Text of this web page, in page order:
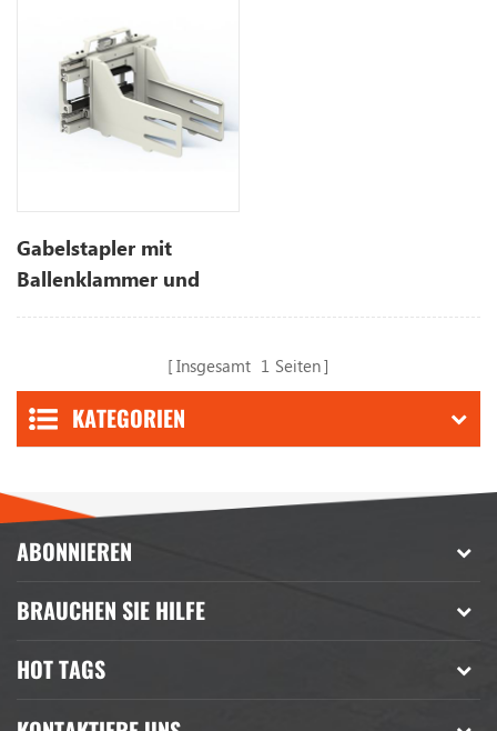
Gabelstapler mit
Ballenklammer und
Seitenführung
Insgesamt 1 Seiten
KATEGORIEN
ABONNIEREN
BRAUCHEN SIE HILFE
HOT TAGS